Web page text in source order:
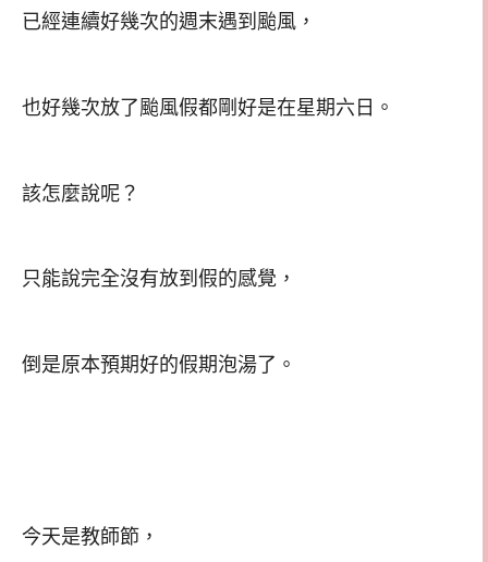
已經連續好幾次的週末遇到颱風，
也好幾次放了颱風假都剛好是在星期六日。
該怎麼說呢？
只能說完全沒有放到假的感覺，
倒是原本預期好的假期泡湯了。
今天是教師節，